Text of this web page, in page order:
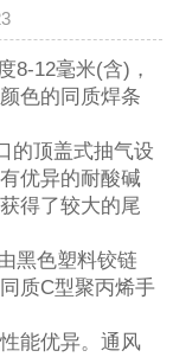
8-12毫米(含)，
色的同质焊条
的顶盖式抽气设
优异的耐酸碱
得了较大的尾
黑色塑料铰链
质C型聚丙烯手
能优异。通风